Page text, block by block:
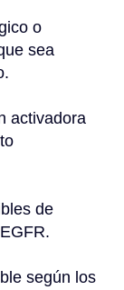
o
sea
activadora
de
según los